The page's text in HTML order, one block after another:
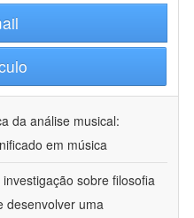
da análise musical:
em música
sobre filosofia
desenvolver uma